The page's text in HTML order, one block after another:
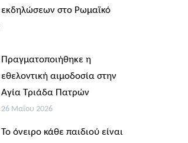
εκδηλώσεων στο Ρωμαϊκό
Πραγματοποιήθηκε η
εθελοντική αιμοδοσία στην
Αγία Τριάδα Πατρών
26 Μαΐου 2026
Το όνειρο κάθε παιδιού είναι